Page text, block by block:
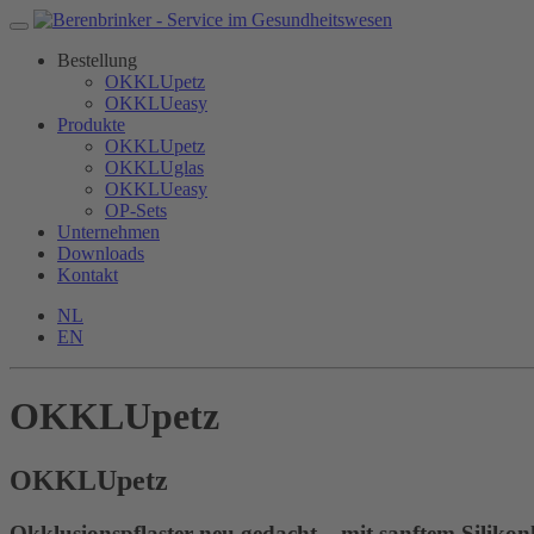
Bestellung
OKKLUpetz
OKKLUeasy
Produkte
OKKLUpetz
OKKLUglas
OKKLUeasy
OP-Sets
Unternehmen
Downloads
Kontakt
NL
EN
OKKLUpetz
OKKLUpetz